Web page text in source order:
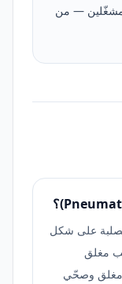
المشغّلين — من
على شكل
مغلق
مغلق وصحّي